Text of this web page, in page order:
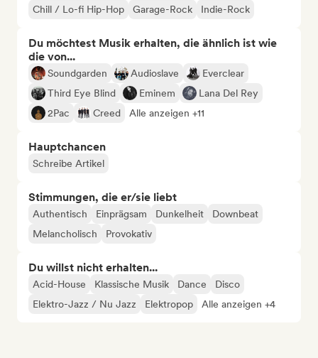
Chill / Lo-fi Hip-Hop Garage-Rock Indie-Rock
Du möchtest Musik erhalten, die ähnlich ist wie
die von...
Soundgarden Audioslave
Everclear
Third Eye Blind
Eminem
Lana Del Rey
2Pac
Creed Alle anzeigen +11
Hauptchancen
Schreibe Artikel
Stimmungen, die er/sie liebt
Authentisch Einprägsam Dunkelheit
Downbeat
Melancholisch
Provokativ
Du willst nicht erhalten...
Acid-House Klassische Musik Dance
Disco
Elektro-Jazz / Nu Jazz
Elektropop Alle anzeigen +4